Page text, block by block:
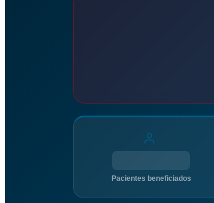
Pacientes beneficiados